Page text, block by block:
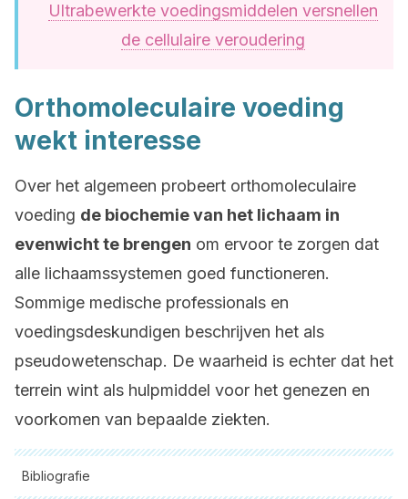
Ultrabewerkte voedingsmiddelen versnellen
de cellulaire veroudering
Orthomoleculaire voeding
wekt interesse
Over het algemeen probeert orthomoleculaire
voeding de biochemie van het lichaam in
evenwicht te brengen om ervoor te zorgen dat
alle lichaamssystemen goed functioneren.
Sommige medische professionals en
voedingsdeskundigen beschrijven het als
pseudowetenschap. De waarheid is echter dat het
terrein wint als hulpmiddel voor het genezen en
voorkomen van bepaalde ziekten.
Bibliografie